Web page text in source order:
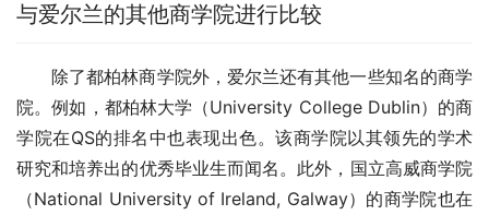
与爱尔兰的其他商学院进行比较
除了都柏林商学院外，爱尔兰还有其他一些知名的商学
院。例如，都柏林大学（University College Dublin）的商
学院在QS的排名中也表现出色。该商学院以其领先的学术
研究和培养出的优秀毕业生而闻名。此外，国立高威商学院
（National University of Ireland, Galway）的商学院也在